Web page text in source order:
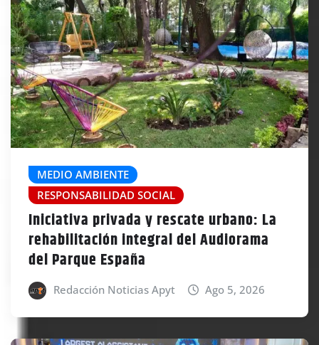
MEDIO AMBIENTE
RESPONSABILIDAD SOCIAL
Iniciativa privada y rescate urbano: La
rehabilitación integral del Audiorama
del Parque España
Redacción Noticias Apyt Ago 5, 2026